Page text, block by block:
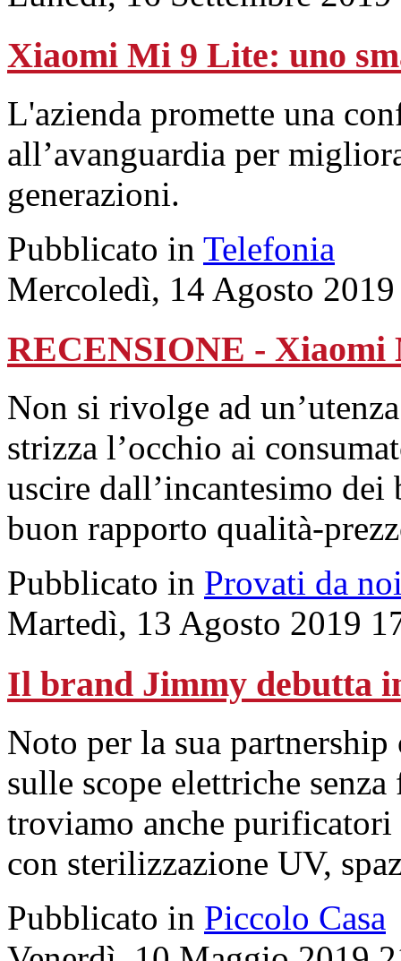
Xiaomi Mi 9 Lite: uno
L'azienda promette una
all’avanguardia per
generazioni.
Pubblicato in Telefonia
Mercoledì, 14 Agosto
RECENSIONE - Xiaomi
Non si rivolge ad
strizza l’occhio ai
uscire dall’incantesimo
buon rapporto qualità-
Pubblicato in Provati da
Martedì, 13 Agosto 2019
Il brand Jimmy debutta
Noto per la sua
sulle scope elettriche
troviamo anche
con sterilizzazione UV,
Pubblicato in Piccolo Casa